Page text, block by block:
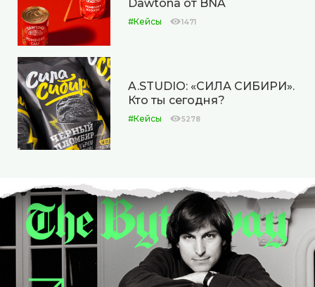
Dawtona от BNA
#Кейсы 1471
A.STUDIO: «СИЛА СИБИРИ».
Кто ты сегодня?
#Кейсы 5278